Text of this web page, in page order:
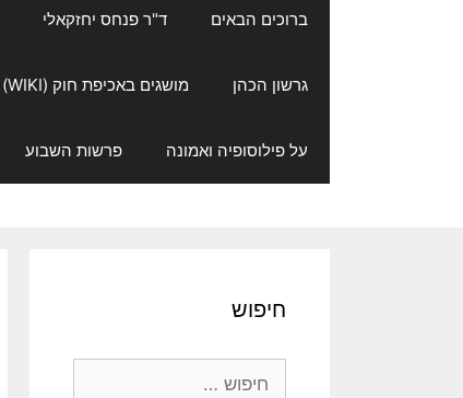
ברוכים הבאים ד"ר פנחס יחזקאלי
גרשון הכהן מושגים באכיפת חוק (WIKI)
על פילוסופיה ואמונה פרשות השבוע
חיפוש